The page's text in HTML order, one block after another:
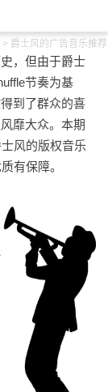
> 爵士风的广告音乐推荐
，但由于爵士
节奏为基
到了群众的喜
靡大众。本期
风的版权音乐
有保障。